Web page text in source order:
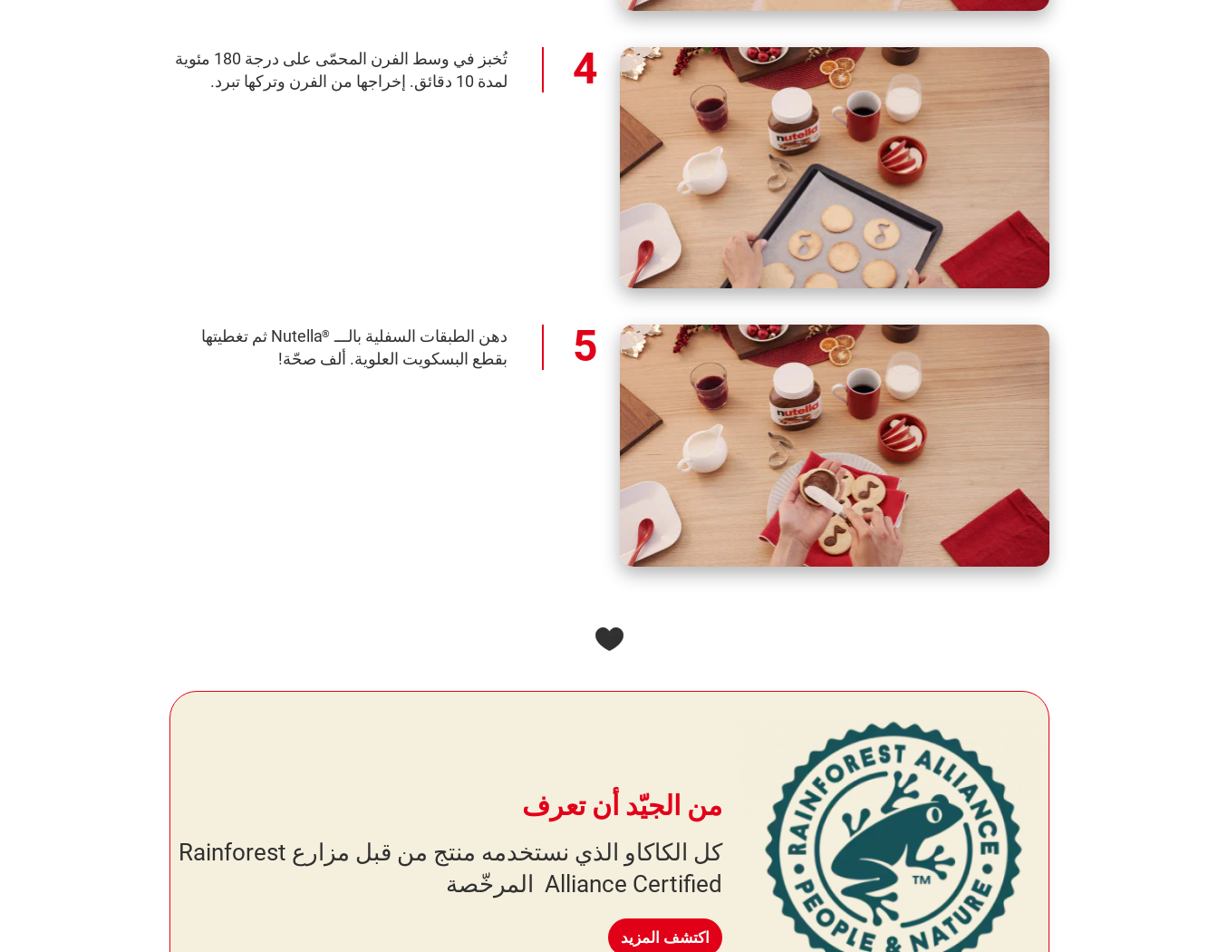
تُخبز في وسط الفرن المحمّى على درجة 180 مئوية
لمدة 10 دقائق. إخراجها من الفرن وتركها تبرد.
دهن الطبقات السفلية بالـــ ®
Nutella ثم تغطيتها
بقطع البسكويت العلوية. ألف صحّة!
من الجيّد أن تعرف
كل الكاكاو الذي نستخدمه منتج من قبل مزارع Rainforest
Alliance Certified المرخّصة
اكتشف المزيد